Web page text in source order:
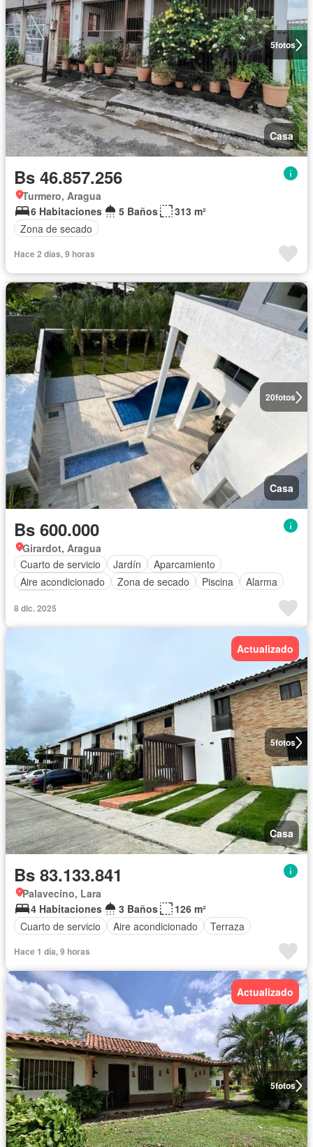
5fotos
Casa
Bs 46.857.256
Turmero, Aragua
6 Habitaciones
5 Baños
313 m²
Zona de secado
Hace 2 días, 9 horas
20fotos
Casa
Bs 600.000
Girardot, Aragua
Cuarto de servicio
Jardín
Aparcamiento
Aire acondicionado
Zona de secado Piscina
Alarma
8 dic. 2025
5fotos
Actualizado
Casa
Bs 83.133.841
Palavecino, Lara
4 Habitaciones
3 Baños
126 m²
Cuarto de servicio
Aire acondicionado Terraza
Hace 1 día, 9 horas
5fotos
Actualizado